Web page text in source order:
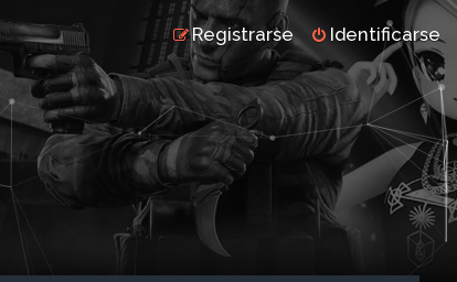
Identificarse
Registrarse